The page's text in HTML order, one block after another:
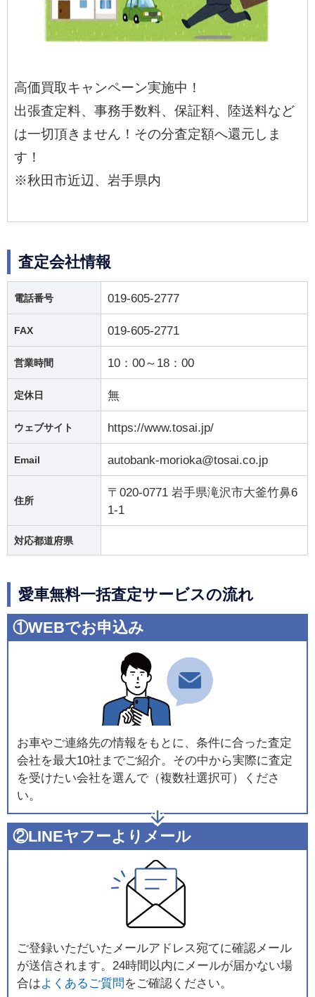
高価買取キャンペーン実施中！
出張査定料、事務手数料、保証料、陸送料など
は一切頂きません！その分査定額へ還元しま
す！
※秋田市近辺、岩手県内
査定会社情報
電話番号 019-605-2777
FAX 019-605-2771
営業時間 10：00～18：00
定休日 無
ウェブサイト https://www.tosai.jp/
Email autobank-morioka@tosai.co.jp
住所
〒020-0771 岩手県滝沢市大釜竹鼻6
1-1
対応都道府県
愛車無料一括査定サービスの流れ
①WEBでお申込み
お車やご連絡先の情報をもとに、条件に合った査定
会社を最大10社までご紹介。その中から実際に査定
を受けたい会社を選んで（複数社選択可）くださ
い。
②LINEヤフーよりメール
ご登録いただいたメールアドレス宛てに確認メール
が送信されます。24時間以内にメールが届かない場
合はよくあるご質問 をご確認ください。